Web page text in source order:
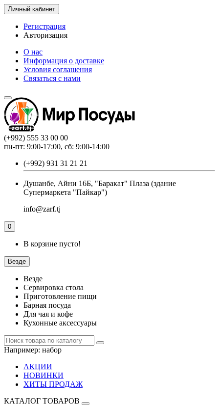
Личный кабинет
Регистрация
Авторизация
О нас
Информация о доставке
Условия соглашения
Связаться с нами
(+992) 555 33 00 00
пн-пт: 9:00-17:00, сб: 9:00-14:00
(+992) 931 31 21 21
Душанбе, Айни 16Б, "Баракат" Плаза (здание
Супермаркета "Пайкар")
info@zarf.tj
0
В корзине пусто!
Везде
Везде
Сервировка стола
Приготовление пищи
Барная посуда
Для чая и кофе
Кухонные аксессуары
Например: набор
АКЦИИ
НОВИНКИ
ХИТЫ ПРОДАЖ
КАТАЛОГ ТОВАРОВ